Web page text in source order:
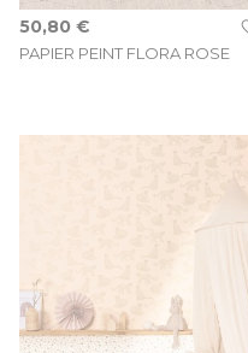
PAPIER PEINT FLORA ROSE
50,80 €